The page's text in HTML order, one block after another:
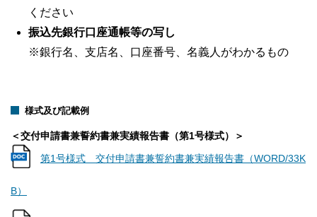
ください
振込先銀行口座通帳等の写し
※銀行名、支店名、口座番号、名義人がわかるもの
様式及び記載例
＜交付申請書兼誓約書兼実績報告書（第1号様式）＞
第1号様式 交付申請書兼誓約書兼実績報告書（WORD/33K
B）